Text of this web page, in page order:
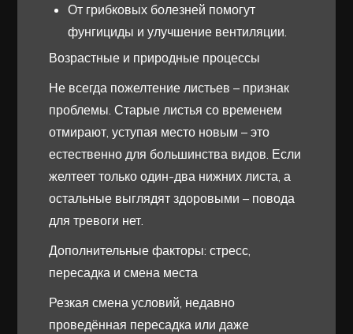
От грибковых болезней помогут
фунгициды и улучшение вентиляции.
Возрастные и природные процессы
Не всегда пожелтение листьев – признак
проблемы. Старые листья со временем
отмирают, уступая место новым – это
естественно для большинства видов. Если
желтеет только один-два нижних листа, а
остальные выглядят здоровыми – повода
для тревоги нет.
Дополнительные факторы: стресс,
пересадка и смена места
Резкая смена условий, недавно
проведённая пересадка или даже